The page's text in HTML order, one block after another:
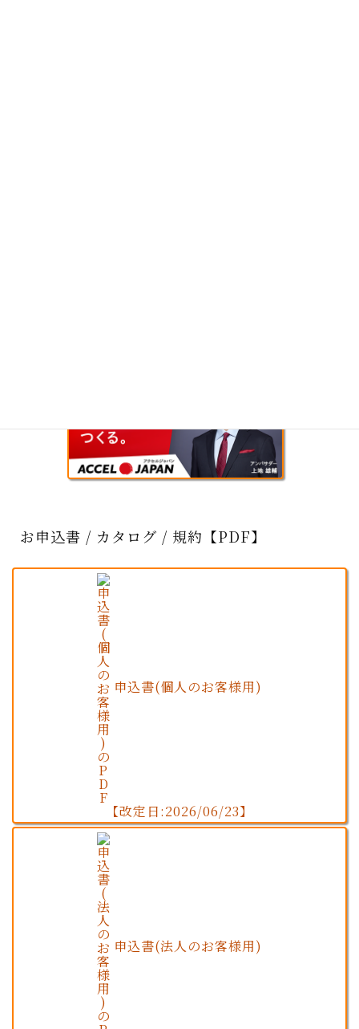
お申込書 / カタログ / 規約【PDF】
申込書(個人のお客様用)
【改定日:2026/06/23】
申込書(法人のお客様用)